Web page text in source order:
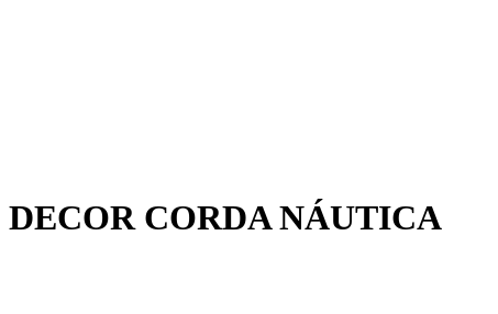
DECOR CORDA NÁUTICA